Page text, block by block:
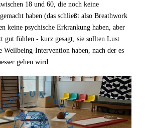
18 und 60, die noch keine
haben (das schließt also Breathwork
keine psychische Erkrankung haben, aber
gut fühlen - kurz gesagt, sie sollten Lust
Intervention haben, nach der es
gehen wird.